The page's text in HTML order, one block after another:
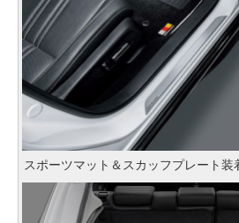
スポーツマット＆スカッフプレート装